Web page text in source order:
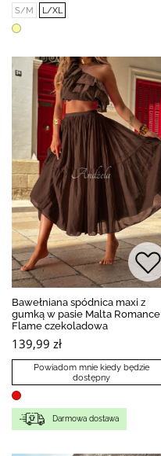
S/M L/XL
Bawełniana spódnica maxi z
gumką w pasie Malta Romance
Flame czekoladowa
139,99 zł
Powiadom mnie kiedy będzie
dostępny
Darmowa dostawa